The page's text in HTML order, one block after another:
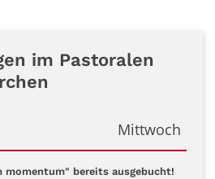
im Pastoralen
Mittwoch
momentum" bereits ausgebucht!